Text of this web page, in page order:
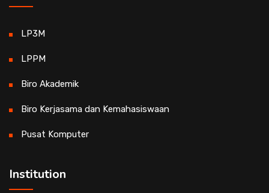
LP3M
LPPM
Biro Akademik
Biro Kerjasama dan Kemahasiswaan
Pusat Komputer
Institution